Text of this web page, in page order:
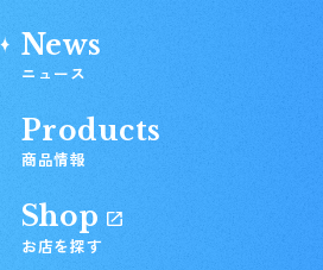
News
ニュース
Products
商品情報
Shop
お店を探す